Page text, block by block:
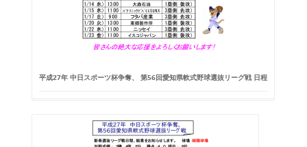
平成27年 中日スポーツ杯争奪、 第56回愛知県軟式野球選抜リーグ戦 日程